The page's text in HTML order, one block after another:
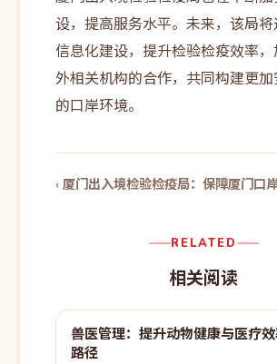
设，提高服务水平。未来，该局
信息化建设，提升检验检疫效率
外相关机构的合作，共同构建更
的口岸环境。
‹ 厦门出入境检验检疫局：保障厦门口
RELATED
相关阅读
兽医管理：提升动物健康与医疗
路径